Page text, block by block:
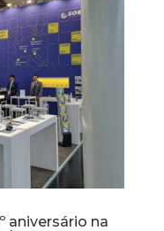
aniversário na